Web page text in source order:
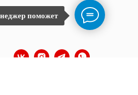
поможет